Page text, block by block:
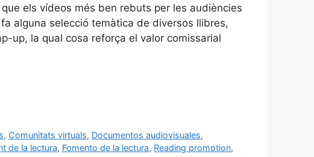
els vídeos més ben rebuts per les audiències
alguna selecció temàtica de diversos llibres,
up, la qual cosa reforça el valor comissarial
, Comunitats virtuals, Documentos audiovisuales,
de la lectura, Fomento de la lectura, Reading promotion,